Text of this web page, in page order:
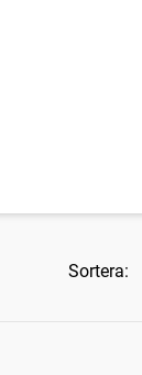
Sortera: